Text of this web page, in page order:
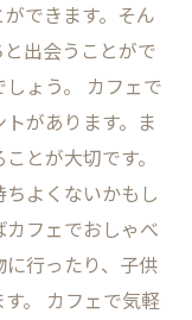
できます。そん
出会うことがで
ょう。 カフェで
があります。ま
とが大切です。
よくないかもし
フェでおしゃべ
行ったり、子供
。 カフェで気軽